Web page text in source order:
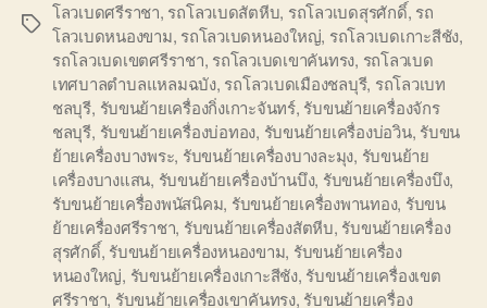
Tags
โลวเบดศรีราชา, รถโลวเบดสัตหีบ, รถโลวเบดสุรศักดิ์, รถ
โลวเบดหนองขาม, รถโลวเบดหนองใหญ่, รถโลวเบดเกาะสีชัง,
รถโลวเบดเขตศรีราชา, รถโลวเบดเขาคันทรง, รถโลวเบด
เทศบาลตำบลแหลมฉบัง, รถโลวเบดเมืองชลบุรี, รถโลวเบท
ชลบุรี, รับขนย้ายเครื่องกิ่งเกาะจันทร์, รับขนย้ายเครื่องจักร
ชลบุรี, รับขนย้ายเครื่องบ่อทอง, รับขนย้ายเครื่องบ่อวิน, รับขน
ย้ายเครื่องบางพระ, รับขนย้ายเครื่องบางละมุง, รับขนย้าย
เครื่องบางแสน, รับขนย้ายเครื่องบ้านบึง, รับขนย้ายเครื่องบึง,
รับขนย้ายเครื่องพนัสนิคม, รับขนย้ายเครื่องพานทอง, รับขน
ย้ายเครื่องศรีราชา, รับขนย้ายเครื่องสัตหีบ, รับขนย้ายเครื่อง
สุรศักดิ์, รับขนย้ายเครื่องหนองขาม, รับขนย้ายเครื่อง
หนองใหญ่, รับขนย้ายเครื่องเกาะสีชัง, รับขนย้ายเครื่องเขต
ศรีราชา, รับขนย้ายเครื่องเขาคันทรง, รับขนย้ายเครื่อง